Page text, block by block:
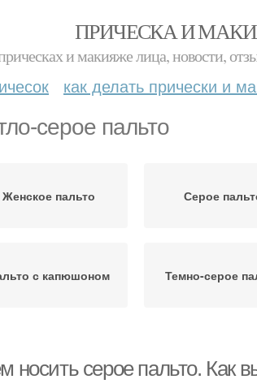
ПРИЧЕСКА И
и макияже лица, новости,
как делать прически и
серое пальто
Женское пальто Серое
с капюшоном Темно-серое
носить серое пальто. Как